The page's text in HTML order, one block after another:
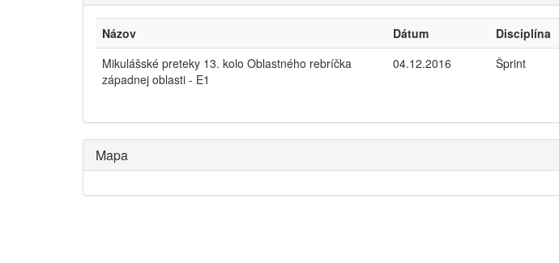
Názov Dátum Disciplína
Mikulášské preteky 13. kolo Oblastného rebríčka
západnej oblasti - E1
04.12.2016 Šprint
Mapa